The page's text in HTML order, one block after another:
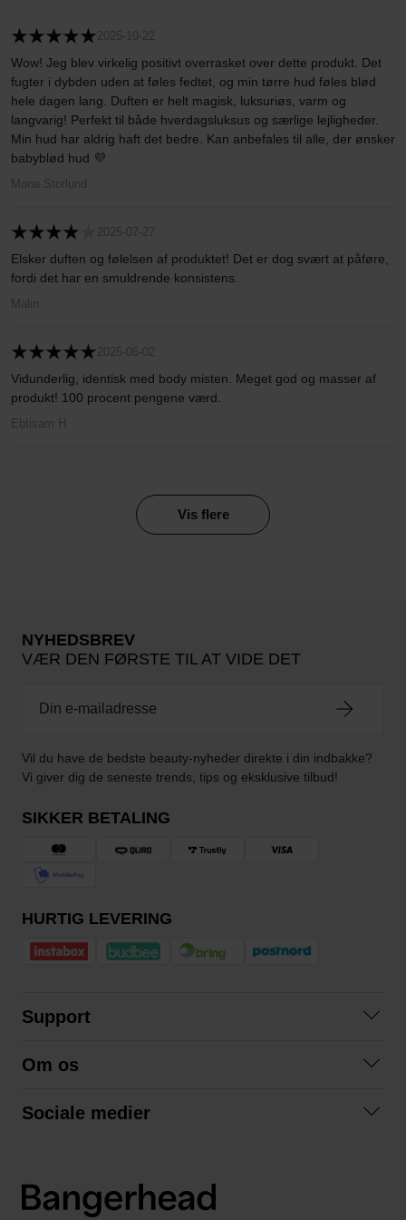
2025-10-22
Wow! Jeg blev virkelig positivt overrasket over dette produkt. Det
fugter i dybden uden at føles fedtet, og min tørre hud føles blød
hele dagen lang. Duften er helt magisk, luksuriøs, varm og
langvarig! Perfekt til både hverdagsluksus og særlige lejligheder.
Min hud har aldrig haft det bedre. Kan anbefales til alle, der ønsker
babyblød hud 💜
Mona Storlund
2025-07-27
Elsker duften og følelsen af produktet! Det er dog svært at påføre,
fordi det har en smuldrende konsistens.
Malin
2025-06-02
Vidunderlig, identisk med body misten. Meget god og masser af
produkt! 100 procent pengene værd.
Ebtisam H
Vis flere
NYHEDSBREV
VÆR DEN FØRSTE TIL AT VIDE DET
Vil du have de bedste beauty-nyheder direkte i din indbakke?
Vi giver dig de seneste trends, tips og eksklusive tilbud!
SIKKER BETALING
HURTIG LEVERING
Support
Betingelser
Om os
Sociale medier
LinkedIn